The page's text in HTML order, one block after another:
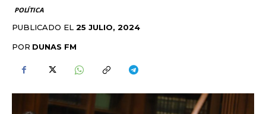
POLÍTICA
PUBLICADO EL 25 JULIO, 2024
POR DUNAS FM